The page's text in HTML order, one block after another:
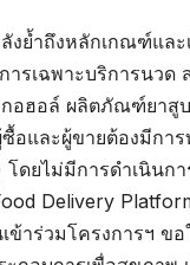
ย้ำถึงหลักเกณฑ์และ
รเฉพาะบริการนวด
อฮอล์ ผลิตภัณฑ์ยาสู
อและผู้ขายต้องมีกา
ดยไม่มีการดำเนินก
Delivery
ข้าร่วมโครงการฯ